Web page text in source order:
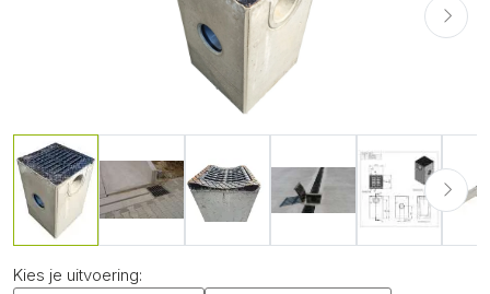
Kies je uitvoering: